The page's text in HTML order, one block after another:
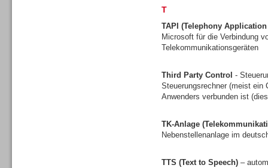
T
TAPI (Telephony
Microsoft für die Verbindung
Telekommunikationsgeräten
Third Party Control -
Steuerungsrechner (meist ein
Anwenders verbunden ist
TK-Anlage
Nebenstellenanlage im
TTS (Text to Speech) –